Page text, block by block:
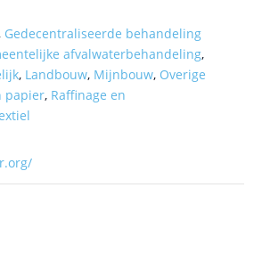
Gedecentraliseerde behandeling
afvalwaterbehandeling,
, Landbouw, Mijnbouw, Overige
papier, Raffinage en